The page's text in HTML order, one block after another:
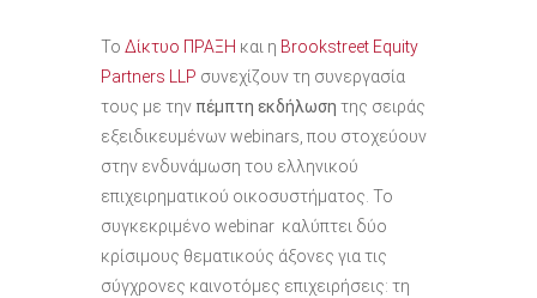
Το Δίκτυο ΠΡΑΞΗ και η Brookstreet Equity
Partners LLP συνεχίζουν τη συνεργασία
τους με την πέμπτη εκδήλωση της σειράς
εξειδικευμένων webinars, που στοχεύουν
στην ενδυνάμωση του ελληνικού
επιχειρηματικού οικοσυστήματος. Το
συγκεκριμένο webinar καλύπτει δύο
κρίσιμους θεματικούς άξονες για τις
σύγχρονες καινοτόμες επιχειρήσεις: τη